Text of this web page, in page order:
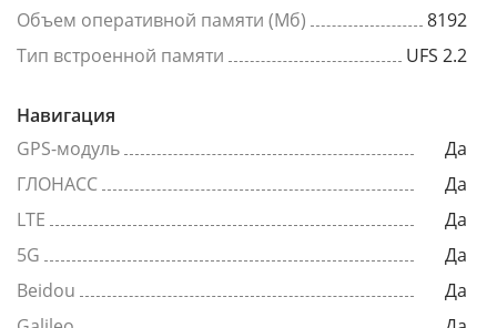
Объем оперативной памяти (Мб)
8192
Тип встроенной памяти
UFS 2.2
Навигация
GPS-модуль
Да
ГЛОНАСС
Да
LTE
Да
5G
Да
Beidou
Да